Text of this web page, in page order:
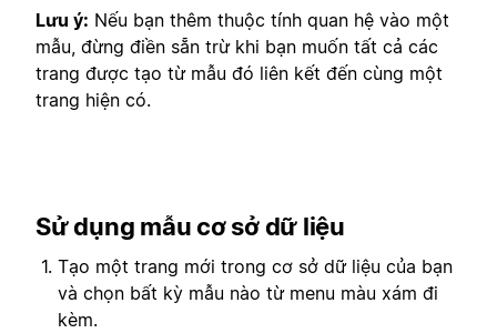
Lưu ý: Nếu bạn thêm thuộc tính quan hệ vào một
mẫu, đừng điền sẵn trừ khi bạn muốn tất cả các
trang được tạo từ mẫu đó liên kết đến cùng một
trang hiện có.
Sử dụng mẫu cơ sở dữ liệu
Tạo một trang mới trong cơ sở dữ liệu của bạn
và chọn bất kỳ mẫu nào từ menu màu xám đi
kèm.